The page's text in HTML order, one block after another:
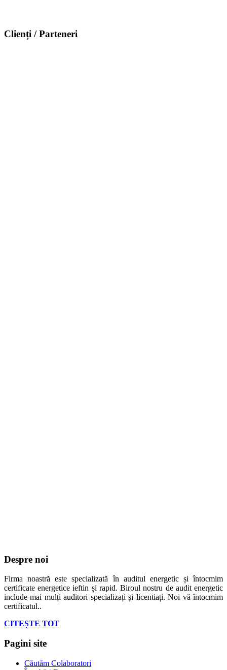
Clienți / Parteneri
Despre noi
Firma noastră este specializată în auditul energetic și întocmim
certificate energetice ieftin și rapid. Biroul nostru de audit energetic
include mai mulți auditori specializați și licentiați. Noi vă întocmim
certificatul..
CITEȘTE TOT
Pagini site
Căutăm Colaboratori